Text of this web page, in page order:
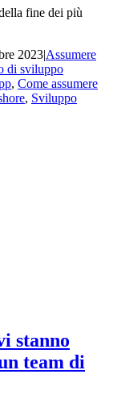
fine dei più
2023|Assumere
di sviluppo
, Come assumere
, Sviluppo
stanno
team di